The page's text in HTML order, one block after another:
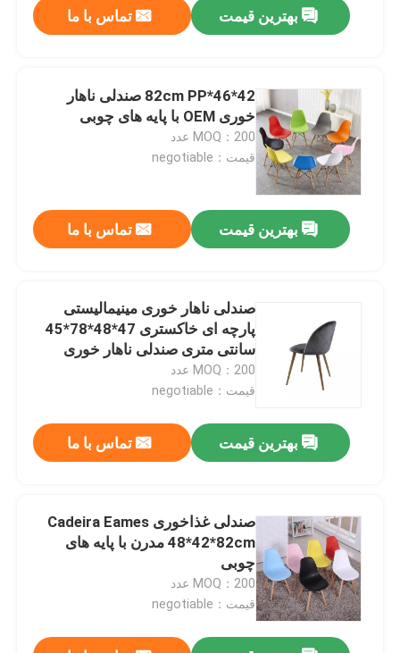
بهترین قیمت تماس با ما
42*46*82cm PP صندلی ناهار
خوری OEM با پایه های چوبی
MOQ：200 عدد
قیمت：negotiable
بهترین قیمت تماس با ما
صندلی ناهار خوری مینیمالیستی
پارچه ای خاکستری 47*48*78*45
سانتی متری صندلی ناهار خوری
مخملی خاکستری روشن
MOQ：200 عدد
قیمت：negotiable
بهترین قیمت تماس با ما
صندلی غذاخوری Cadeira Eames
48*42*82cm مدرن با پایه های
چوبی
MOQ：200 عدد
قیمت：negotiable